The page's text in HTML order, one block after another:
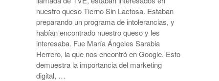
nuestro queso Tierno Sin Lactosa. Estaban
preparando un programa de intolerancias, y
habían encontrado nuestro queso y les
interesaba. Fue María Ángeles Sarabia
Herrero, la que nos encontró en Google. Esto
demuestra la importancia del marketing
digital, …